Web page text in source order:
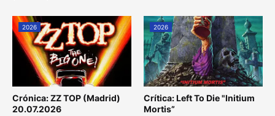
2026
Crónica: ZZ TOP (Madrid)
20.07.2026
2026
Crítica: Left To Die "Initium
Mortis”